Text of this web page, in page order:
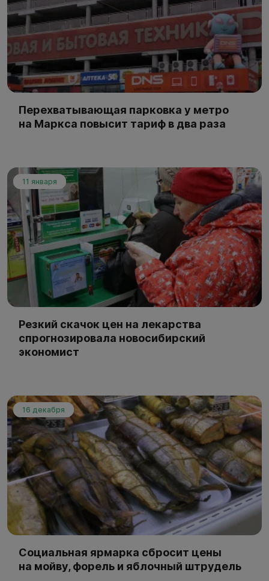
Перехватывающая парковка у метро
на Маркса повысит тариф в два раза
11 января
Резкий скачок цен на лекарства
спрогнозировала новосибирский
экономист
16 декабря
Социальная ярмарка сбросит цены
на мойву, форель и яблочный штрудель